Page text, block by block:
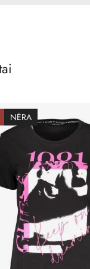
NĖRA